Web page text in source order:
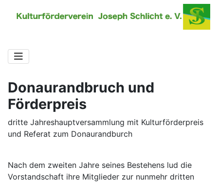
Donaurandbruch und
Förderpreis
dritte Jahreshauptversammlung mit Kulturförderpreis
und Referat zum Donaurandburch
Nach dem zweiten Jahre seines Bestehens lud die
Vorstandschaft ihre Mitglieder zur nunmehr dritten